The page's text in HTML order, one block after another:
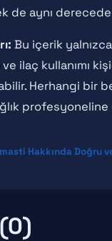
de aynı derecede
Bu içerik
ilaç kullanımı
Herhangi bir
profesyoneline
Hakkında Doğru